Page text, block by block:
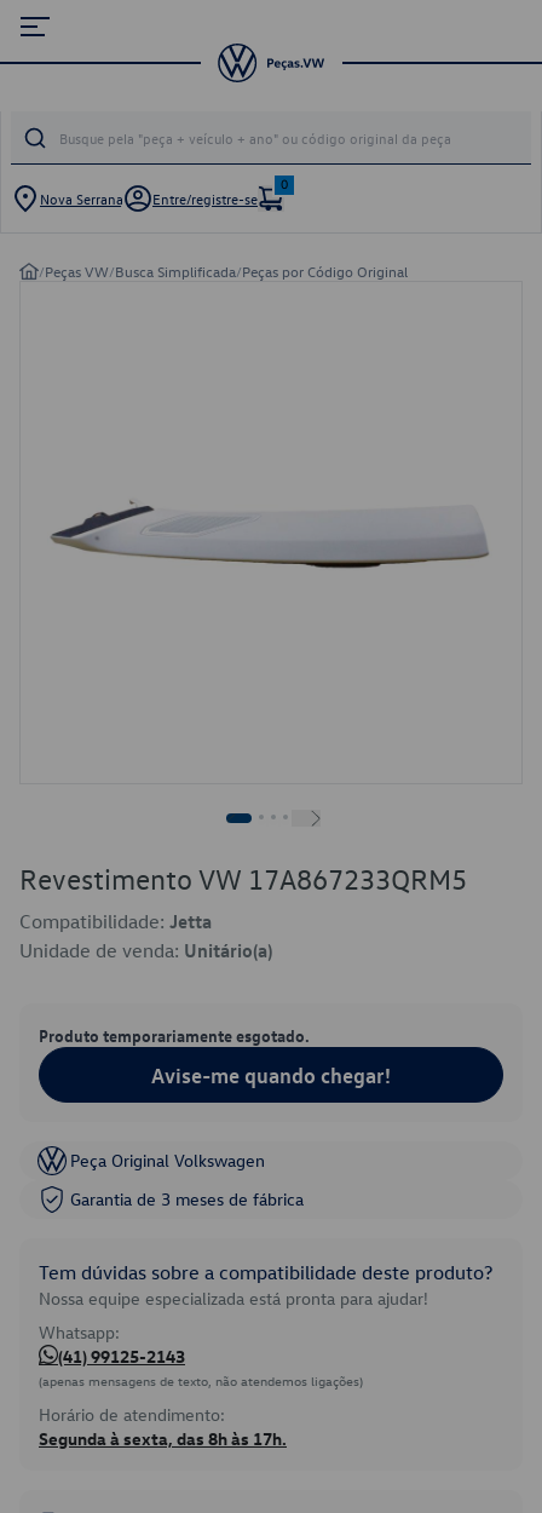
Nova Serrana Entre/registre-se
0
/Peças VW/Busca Simplificada/Peças por Código Original
Revestimento VW 17A867233QRM5
Compatibilidade: Jetta
Unidade de venda: Unitário(a)
Produto temporariamente esgotado.
Avise-me quando chegar!
Peça Original Volkswagen
Garantia de 3 meses de fábrica
Tem dúvidas sobre a compatibilidade deste produto?
Nossa equipe especializada está pronta para ajudar!
Whatsapp:
(41) 99125-2143
(apenas mensagens de texto, não atendemos ligações)
Horário de atendimento:
Segunda à sexta, das 8h às 17h.